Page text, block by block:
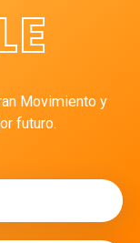
Movimiento y
futuro.